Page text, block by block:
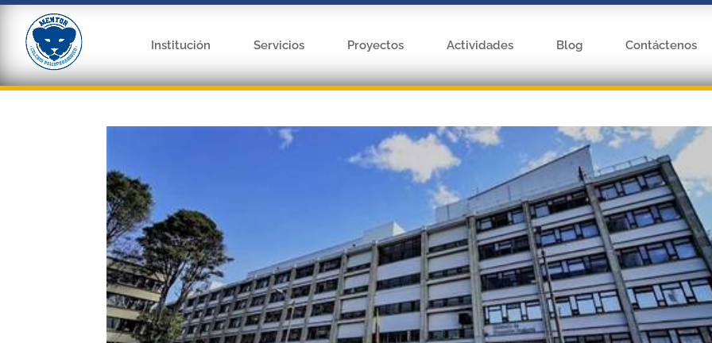
Institución Servicios Proyectos Actividades Blog Contáctenos